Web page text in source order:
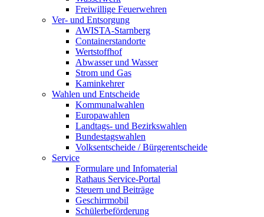
Freiwillige Feuerwehren
Ver- und Entsorgung
AWISTA-Starnberg
Containerstandorte
Wertstoffhof
Abwasser und Wasser
Strom und Gas
Kaminkehrer
Wahlen und Entscheide
Kommunalwahlen
Europawahlen
Landtags- und Bezirkswahlen
Bundestagswahlen
Volksentscheide / Bürgerentscheide
Service
Formulare und Infomaterial
Rathaus Service-Portal
Steuern und Beiträge
Geschirrmobil
Schülerbeförderung